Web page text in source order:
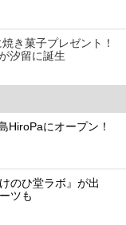
き菓子プレゼント！
汐留に誕生
HiroPaにオープン！
のひ堂ラボ』が出
ツも